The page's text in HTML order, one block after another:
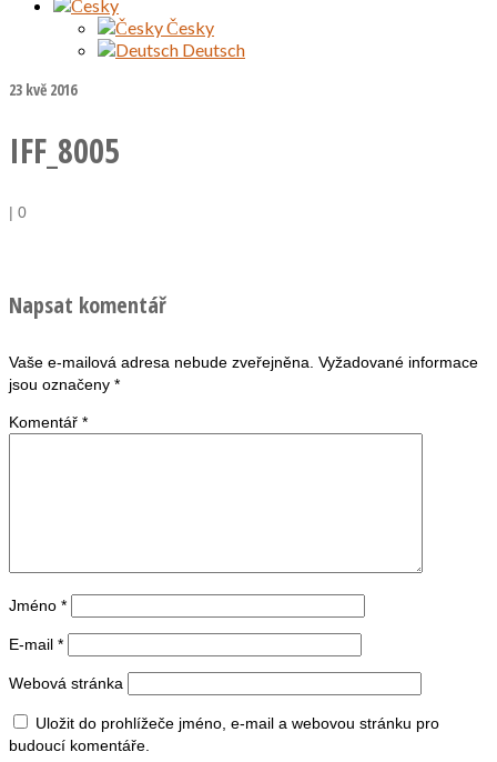
Česky
Deutsch
23 kvě 2016
IFF_8005
| 0
Napsat komentář
Vaše e-mailová adresa nebude zveřejněna. Vyžadované informace
jsou označeny *
Komentář *
Jméno *
E-mail *
Webová stránka
Uložit do prohlížeče jméno, e-mail a webovou stránku pro
budoucí komentáře.